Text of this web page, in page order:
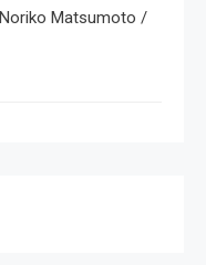
Noriko Matsumoto /